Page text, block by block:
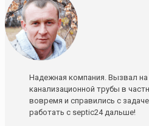
Надежная компания. Вызвал
канализационной трубы в
вовремя и справились с
работать с septic24 дальше!